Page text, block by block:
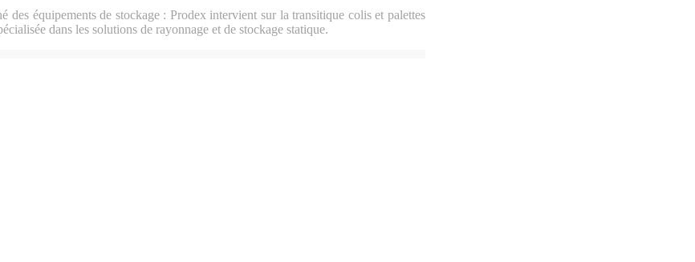
équipements de stockage : Prodex intervient sur la transitique colis et palettes
dans les solutions de rayonnage et de stockage statique.